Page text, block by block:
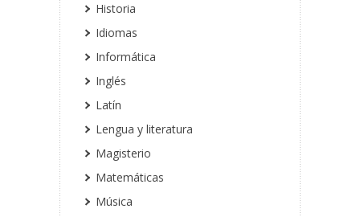
Historia
Idiomas
Informática
Inglés
Latín
Lengua y literatura
Magisterio
Matemáticas
Música